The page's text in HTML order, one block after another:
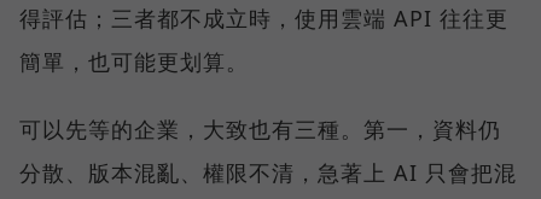
得評估；三者都不成立時，使用雲端 API 往往更
簡單，也可能更划算。
可以先等的企業，大致也有三種。第一，資料仍
分散、版本混亂、權限不清，急著上 AI 只會把混